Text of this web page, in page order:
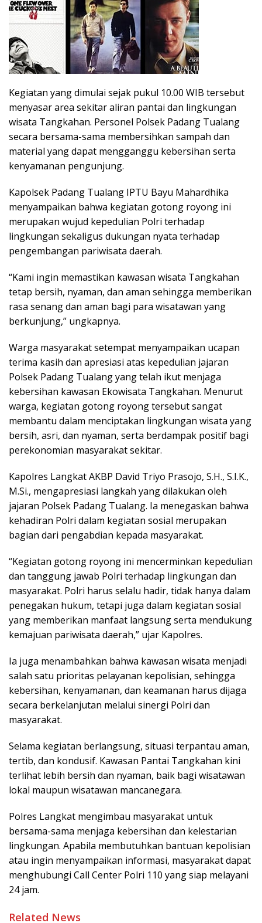
Kegiatan yang dimulai sejak pukul 10.00 WIB tersebut
menyasar area sekitar aliran pantai dan lingkungan
wisata Tangkahan. Personel Polsek Padang Tualang
secara bersama-sama membersihkan sampah dan
material yang dapat mengganggu kebersihan serta
kenyamanan pengunjung.
Kapolsek Padang Tualang IPTU Bayu Mahardhika
menyampaikan bahwa kegiatan gotong royong ini
merupakan wujud kepedulian Polri terhadap
lingkungan sekaligus dukungan nyata terhadap
pengembangan pariwisata daerah.
“Kami ingin memastikan kawasan wisata Tangkahan
tetap bersih, nyaman, dan aman sehingga memberikan
rasa senang dan aman bagi para wisatawan yang
berkunjung,” ungkapnya.
Warga masyarakat setempat menyampaikan ucapan
terima kasih dan apresiasi atas kepedulian jajaran
Polsek Padang Tualang yang telah ikut menjaga
kebersihan kawasan Ekowisata Tangkahan. Menurut
warga, kegiatan gotong royong tersebut sangat
membantu dalam menciptakan lingkungan wisata yang
bersih, asri, dan nyaman, serta berdampak positif bagi
perekonomian masyarakat sekitar.
Kapolres Langkat AKBP David Triyo Prasojo, S.H., S.I.K.,
M.Si., mengapresiasi langkah yang dilakukan oleh
jajaran Polsek Padang Tualang. Ia menegaskan bahwa
kehadiran Polri dalam kegiatan sosial merupakan
bagian dari pengabdian kepada masyarakat.
“Kegiatan gotong royong ini mencerminkan kepedulian
dan tanggung jawab Polri terhadap lingkungan dan
masyarakat. Polri harus selalu hadir, tidak hanya dalam
penegakan hukum, tetapi juga dalam kegiatan sosial
yang memberikan manfaat langsung serta mendukung
kemajuan pariwisata daerah,” ujar Kapolres.
Ia juga menambahkan bahwa kawasan wisata menjadi
salah satu prioritas pelayanan kepolisian, sehingga
kebersihan, kenyamanan, dan keamanan harus dijaga
secara berkelanjutan melalui sinergi Polri dan
masyarakat.
Selama kegiatan berlangsung, situasi terpantau aman,
tertib, dan kondusif. Kawasan Pantai Tangkahan kini
terlihat lebih bersih dan nyaman, baik bagi wisatawan
lokal maupun wisatawan mancanegara.
Polres Langkat mengimbau masyarakat untuk
bersama-sama menjaga kebersihan dan kelestarian
lingkungan. Apabila membutuhkan bantuan kepolisian
atau ingin menyampaikan informasi, masyarakat dapat
menghubungi Call Center Polri 110 yang siap melayani
24 jam.
Related News